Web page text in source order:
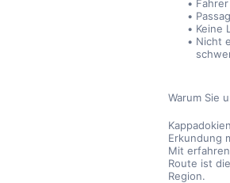
Keine
Nicht
Warum Sie
Erkundung
Mit
Route ist
Region.